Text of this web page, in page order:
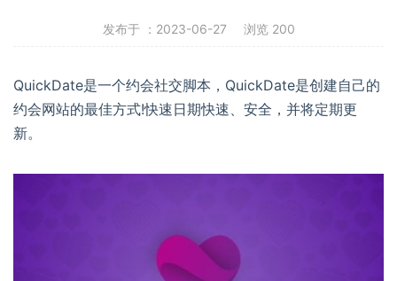
发布于 ：2023-06-27 浏览 200
QuickDate是一个约会社交脚本，QuickDate是创建自己的
约会网站的最佳方式!快速日期快速、安全，并将定期更
新。